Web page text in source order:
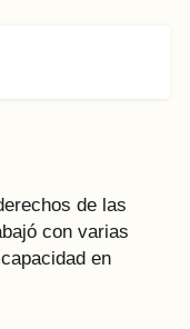
de las
con varias
en